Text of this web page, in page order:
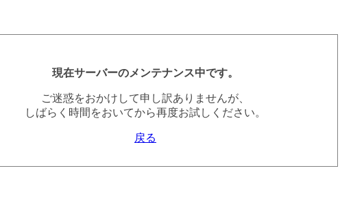
現在サーバーのメンテナンス中です。
ご迷惑をおかけして申し訳ありませんが、
しばらく時間をおいてから再度お試しください。
戻る